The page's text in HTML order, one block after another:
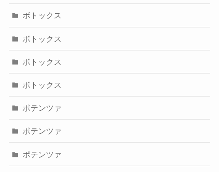
ボトックス
ボトックス
ボトックス
ボトックス
ポテンツァ
ポテンツァ
ポテンツァ